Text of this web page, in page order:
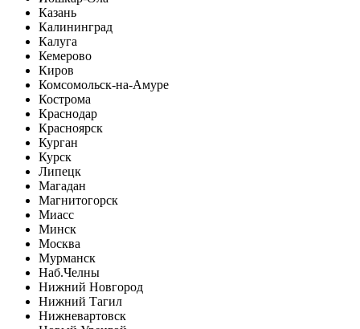
Казань
Калининград
Калуга
Кемерово
Киров
Комсомольск-на-Амуре
Кострома
Краснодар
Красноярск
Курган
Курск
Липецк
Магадан
Магнитогорск
Миасс
Минск
Москва
Мурманск
Наб.Челны
Нижний Новгород
Нижний Тагил
Нижневартовск